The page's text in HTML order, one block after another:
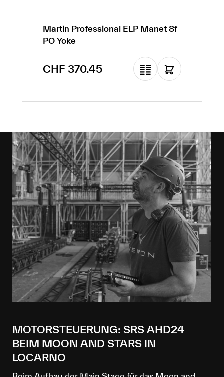
Martin Professional ELP Manet 8f
PO Yoke
Regulärer Preis:
CHF 370.45
MOTORSTEUERUNG: SRS AHD24
BEIM MOON AND STARS IN
LOCARNO